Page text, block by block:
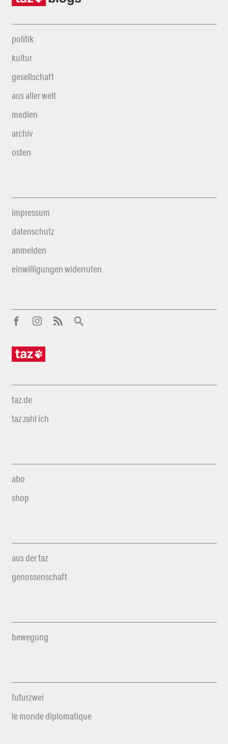
politik
kultur
gesellschaft
aus aller welt
medien
archiv
osten
impressum
datenschutz
anmelden
einwilligungen widerrufen
taz.de
taz zahl ich
abo
shop
aus der taz
genossenschaft
bewegung
futurzwei
le monde diplomatique